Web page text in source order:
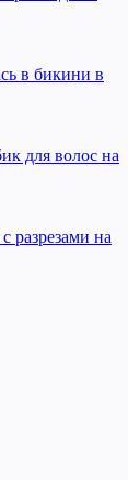
в бикини в
для волос на
разрезами на